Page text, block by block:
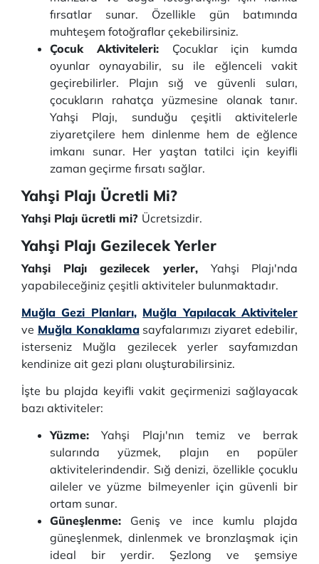
fırsatlar sunar. Özellikle gün batımında
muhteşem fotoğraflar çekebilirsiniz.
Çocuk Aktiviteleri: Çocuklar için kumda
oyunlar oynayabilir, su ile eğlenceli vakit
geçirebilirler. Plajın sığ ve güvenli suları,
çocukların rahatça yüzmesine olanak tanır.
Yahşi Plajı, sunduğu çeşitli aktivitelerle
ziyaretçilere hem dinlenme hem de eğlence
imkanı sunar. Her yaştan tatilci için keyifli
zaman geçirme fırsatı sağlar.
Yahşi Plajı Ücretli Mi?
Yahşi Plajı ücretli mi? Ücretsizdir.
Yahşi Plajı Gezilecek Yerler
Yahşi Plajı gezilecek yerler, Yahşi Plajı'nda
yapabileceğiniz çeşitli aktiviteler bulunmaktadır.
Muğla Gezi Planları, Muğla Yapılacak Aktiviteler
ve Muğla Konaklamasayfalarımızı ziyaret edebilir,
isterseniz Muğla gezilecek yerler sayfamızdan
kendinize ait gezi planı oluşturabilirsiniz.
İşte bu plajda keyifli vakit geçirmenizi sağlayacak
bazı aktiviteler:
Yüzme: Yahşi Plajı'nın temiz ve berrak
sularında yüzmek, plajın en popüler
aktivitelerindendir. Sığ denizi, özellikle çocuklu
aileler ve yüzme bilmeyenler için güvenli bir
ortam sunar.
Güneşlenme: Geniş ve ince kumlu plajda
güneşlenmek, dinlenmek ve bronzlaşmak için
ideal bir yerdir. Şezlong ve şemsiye